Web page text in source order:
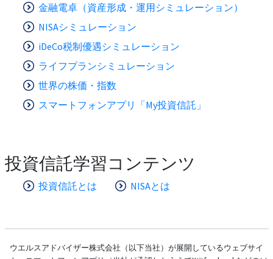
金融電卓（資産形成・運用シミュレーション）
NISAシミュレーション
iDeCo税制優遇シミュレーション
ライフプランシミュレーション
世界の株価・指数
スマートフォンアプリ「My投資信託」
投資信託学習コンテンツ
投資信託とは NISAとは
ウエルスアドバイザー株式会社（以下当社）が展開しているウェブサイ